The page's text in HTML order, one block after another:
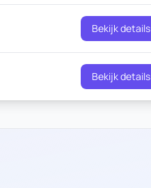
Bekijk details
Bekijk details